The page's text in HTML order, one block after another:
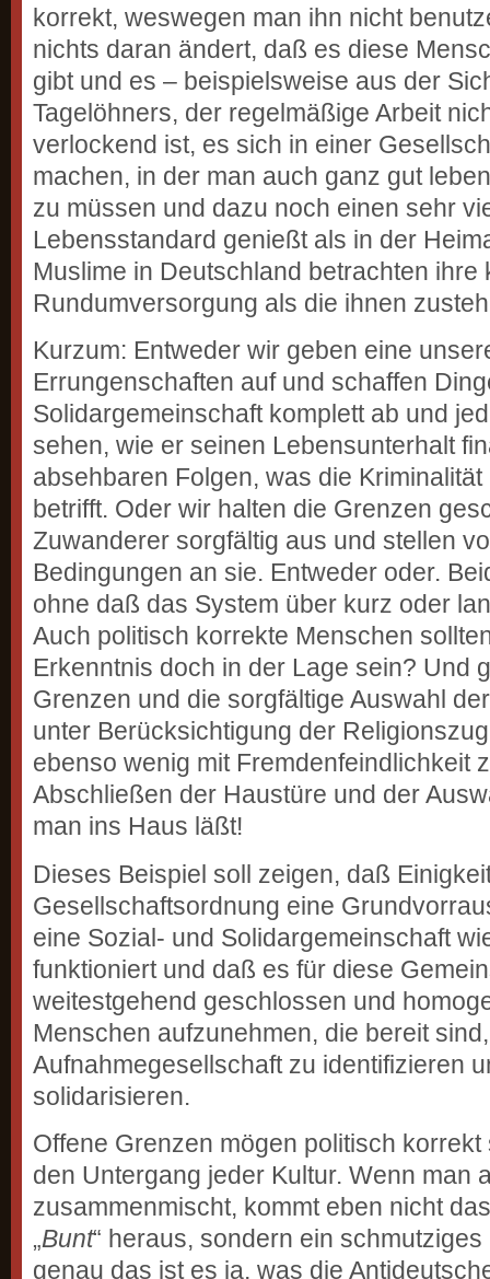
korrekt, weswegen man ihn nicht
nichts daran ändert, daß es diese
gibt und es – beispielsweise aus der
Tagelöhners, der regelmäßige Arbeit
verlockend ist, es sich in einer
machen, in der man auch ganz gut
zu müssen und dazu noch einen sehr
Lebensstandard genießt als in der
Muslime in Deutschland betrachten ihre
Rundumversorgung als die ihnen
Kurzum: Entweder wir geben eine
Errungenschaften auf und schaffen
Solidargemeinschaft komplett ab und
sehen, wie er seinen Lebensunterhalt
absehbaren Folgen, was die
betrifft. Oder wir halten die Grenzen
Zuwanderer sorgfältig aus und stellen
Bedingungen an sie. Entweder oder.
ohne daß das System über kurz oder
Auch politisch korrekte Menschen
Erkenntnis doch in der Lage sein? Und
Grenzen und die sorgfältige Auswahl
unter Berücksichtigung der
ebenso wenig mit Fremdenfeindlichkeit
Abschließen der Haustüre und der
man ins Haus läßt!
Dieses Beispiel soll zeigen, daß
Gesellschaftsordnung eine
eine Sozial- und Solidargemeinschaft
funktioniert und daß es für diese
weitestgehend geschlossen und
Menschen aufzunehmen, die bereit
Aufnahmegesellschaft zu identifizieren
solidarisieren.
Offene Grenzen mögen politisch
den Untergang jeder Kultur. Wenn man
zusammenmischt, kommt eben nicht
„Bunt“ heraus, sondern ein
genau das ist es ja, was die